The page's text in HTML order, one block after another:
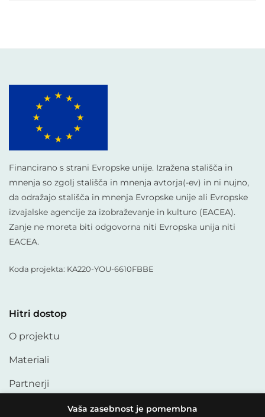
Financirano s strani Evropske unije. Izražena stališča in
mnenja so zgolj stališča in mnenja avtorja(-ev) in ni nujno,
da odražajo stališča in mnenja Evropske unije ali Evropske
izvajalske agencije za izobraževanje in kulturo (EACEA).
Zanje ne moreta biti odgovorna niti Evropska unija niti
EACEA.
Koda projekta: KA220-YOU-6610FBBE
Hitri dostop
O projektu
Materiali
Partnerji
Vaša zasebnost je pomembna